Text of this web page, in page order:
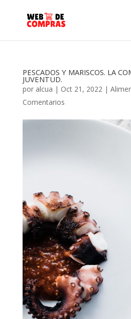
PESCADOS Y MARISCOS. LA
JUVENTUD.
por alcua | Oct 21, 2022 |
Comentarios